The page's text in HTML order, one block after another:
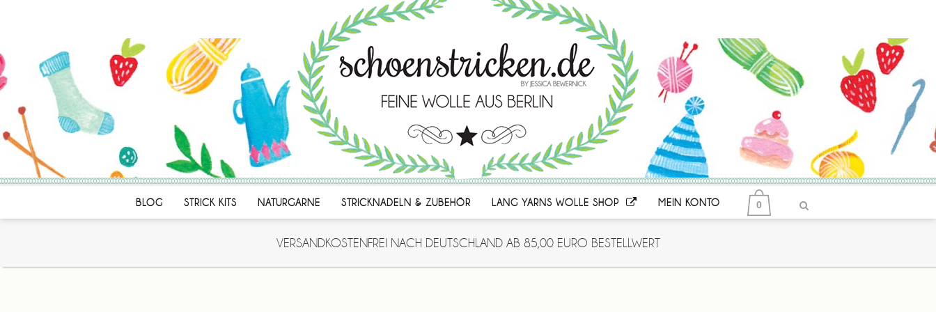
BLOG STRICK KITS NATURGARNE STRICKNADELN & ZUBEHÖR LANG YARNS WOLLE SHOP MEIN KONTO 0
VERSANDKOSTENFREI NACH DEUTSCHLAND AB 85,00 EURO BESTELLWERT